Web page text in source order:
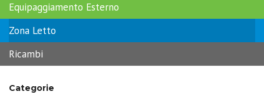
Equipaggiamento Esterno
Zona Letto
Ricambi
Categorie